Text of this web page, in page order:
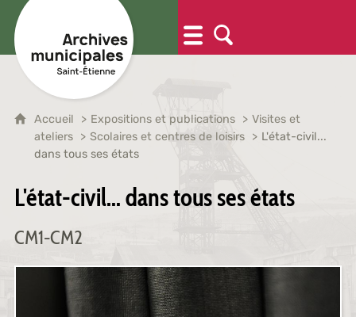
Accueil Expositions et publications
Visites et
ateliers
Scolaires et centres de loisirs
L'état-civil...
dans tous ses états
L'état-civil... dans tous ses états
CM1-CM2